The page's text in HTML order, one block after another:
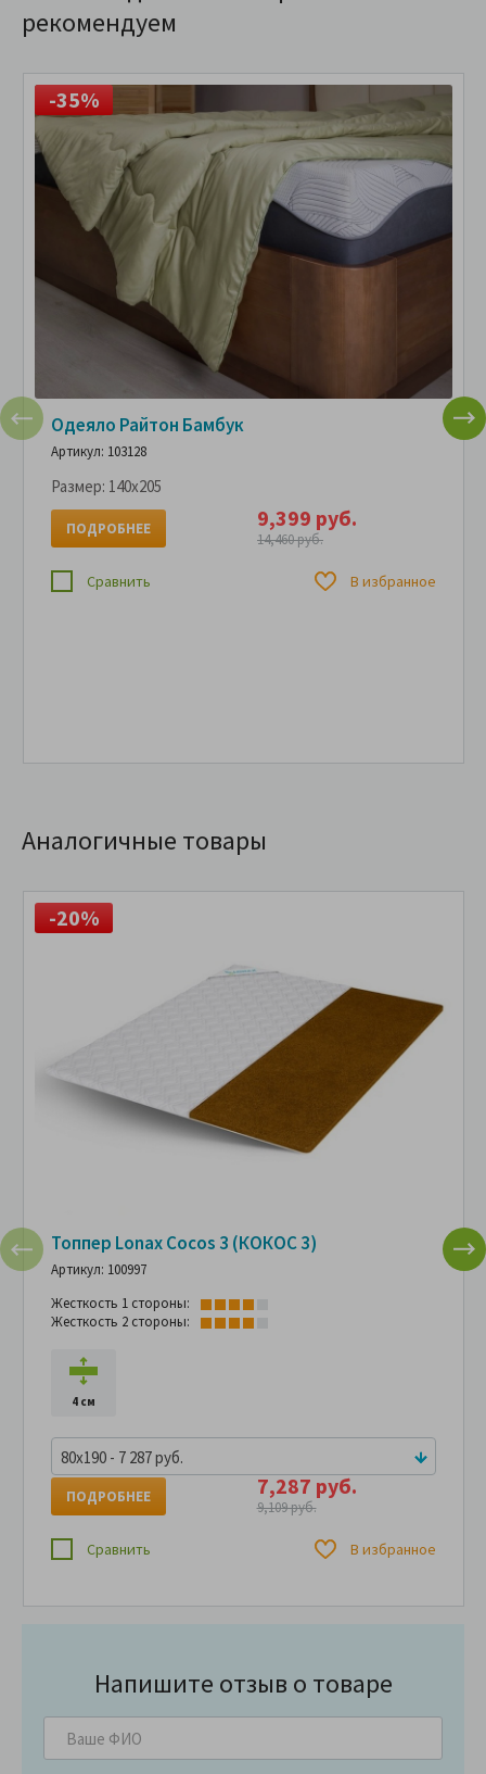
рекомендуем
-35%
Одеяло Райтон Бамбук
Артикул: 103128
Размер: 140x205
9,399 руб.
14,460 руб.
ПОДРОБНЕЕ
Сравнить В избранное
Аналогичные товары
-20%
Топпер Lonax Cocos 3 (КОКОС 3)
Артикул: 100997
Жесткость 1 стороны:
Жесткость 2 стороны:
4 см
80x190 - 7 287 руб.
7,287 руб.
9,109 руб.
ПОДРОБНЕЕ
Сравнить В избранное
Напишите отзыв о товаре